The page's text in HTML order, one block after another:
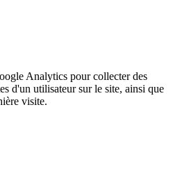
Analytics pour collecter des
d'un utilisateur sur le site, ainsi que
visite.